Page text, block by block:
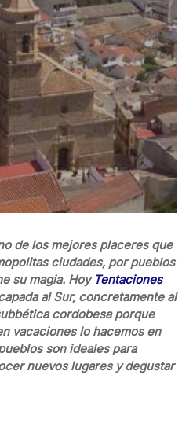
de los mejores placeres que
ciudades, por pueblos
su magia. Hoy Tentaciones
al Sur, concretamente al
cordobesa porque
vacaciones lo hacemos en
son ideales para
nuevos lugares y degustar